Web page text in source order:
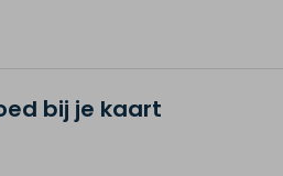
bij je kaart